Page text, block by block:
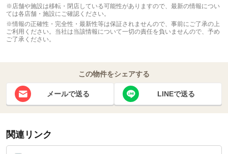
※店舗や施設は移転・閉店している可能性がありますので、最新の情報につい
ては各店舗・施設にご確認ください。
※情報の正確性・完全性・最新性等は保証されませんので、事前にご了承の上
ご利用ください。当社は当該情報について一切の責任を負いませんので、予め
ご了承ください。
この物件をシェアする
メールで送る LINEで送る
関連リンク